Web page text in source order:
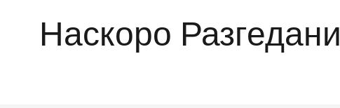
Наскоро Разгедани